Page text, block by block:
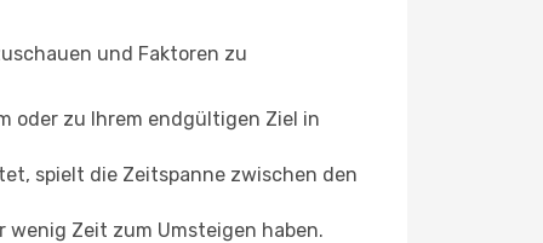
und Faktoren zu
oder zu Ihrem endgültigen Ziel in
spielt die Zeitspanne zwischen den
wenig Zeit zum Umsteigen haben.